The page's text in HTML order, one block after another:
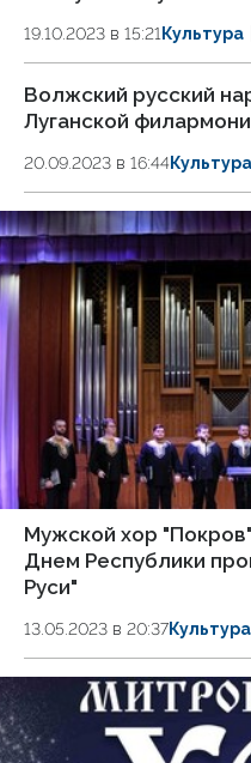
19.10.2023 в 15:21Культура
Волжский русский
Луганской
20.09.2023 в 16:44Культура
Мужской хор
Днем Республики
Руси"
13.05.2023 в 20:37Культура